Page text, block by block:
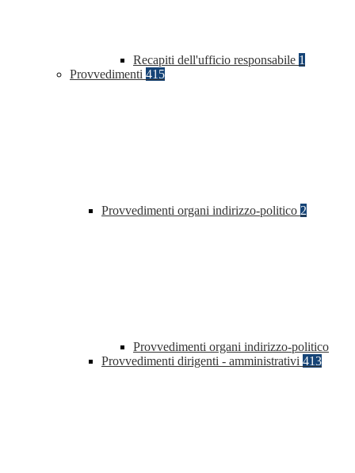
Recapiti dell'ufficio responsabile 1
Provvedimenti 415
Provvedimenti organi indirizzo-politico 2
Provvedimenti organi indirizzo-politico
Provvedimenti dirigenti - amministrativi 413